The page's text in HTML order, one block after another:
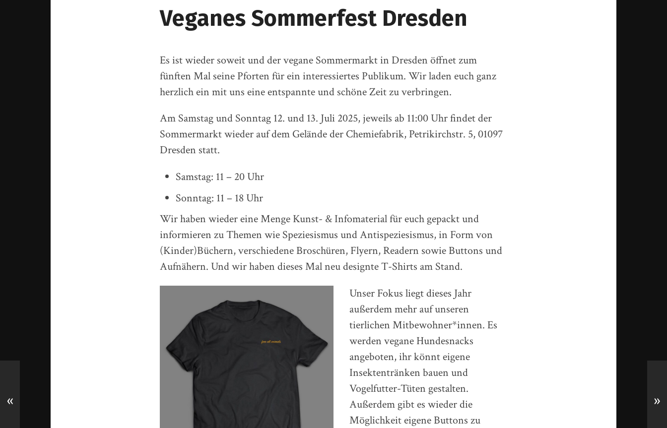
Veganes Sommerfest Dresden
Es ist wieder soweit und der vegane Sommermarkt in Dresden öffnet zum
fünften Mal seine Pforten für ein interessiertes Publikum. Wir laden euch ganz
herzlich ein mit uns eine entspannte und schöne Zeit zu verbringen.
Am Samstag und Sonntag 12. und 13. Juli 2025, jeweils ab 11:00 Uhr findet der
Sommermarkt wieder auf dem Gelände der Chemiefabrik, Petrikirchstr. 5, 01097
Dresden statt.
Samstag: 11 – 20 Uhr
Sonntag: 11 – 18 Uhr
Wir haben wieder eine Menge Kunst- & Infomaterial für euch gepackt und
informieren zu Themen wie Speziesismus und Antispeziesismus, in Form von
(Kinder)Büchern, verschiedene Broschüren, Flyern, Readern sowie Buttons und
Aufnähern. Und wir haben dieses Mal neu designte T-Shirts am Stand.
Unser Fokus liegt dieses Jahr
außerdem mehr auf unseren
tierlichen Mitbewohner*innen. Es
werden vegane Hundesnacks
angeboten, ihr könnt eigene
Insektentränken bauen und
Vogelfutter-Tüten gestalten.
Außerdem gibt es wieder die
Möglichkeit eigene Buttons zu
« »